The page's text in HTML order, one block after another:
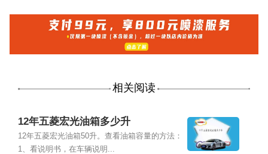
相关阅读
12年五菱宏光油箱多少升
12年五菱宏光油箱50升。查看油箱容量的方法：
1、看说明书，在车辆说明...